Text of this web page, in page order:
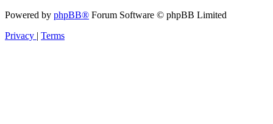
Powered by phpBB® Forum Software © phpBB Limited
Privacy | Terms